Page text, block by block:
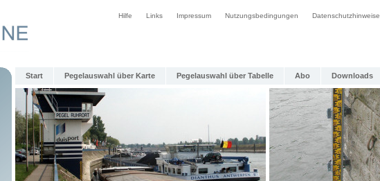
Hilfe Links Impressum Nutzungsbedingungen Datenschutzhinweise
Start Pegelauswahl über Karte Pegelauswahl über Tabelle Abo Downloads